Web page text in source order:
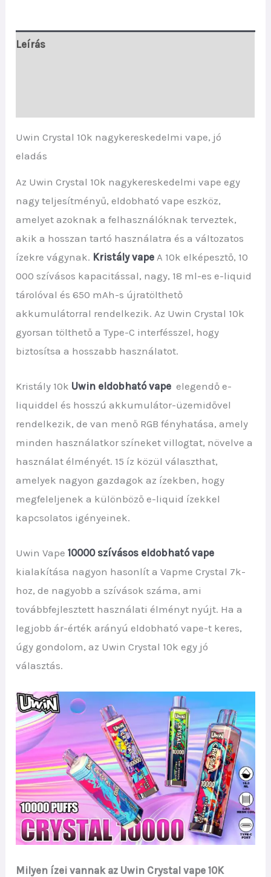
Leírás
Uwin Crystal 10k nagykereskedelmi vape, jó
eladás
Az Uwin Crystal 10k nagykereskedelmi vape egy
nagy teljesítményű, eldobható vape eszköz,
amelyet azoknak a felhasználóknak terveztek,
akik a hosszan tartó használatra és a változatos
ízekre vágynak. Kristály vape A 10k elképesztő, 10
000 szívásos kapacitással, nagy, 18 ml-es e-liquid
tárolóval és 650 mAh-s újratölthető
akkumulátorral rendelkezik. Az Uwin Crystal 10k
gyorsan tölthető a Type-C interfésszel, hogy
biztosítsa a hosszabb használatot.
Kristály 10k Uwin eldobható vape elegendő e-
liquiddel és hosszú akkumulátor-üzemidővel
rendelkezik, de van menő RGB fényhatása, amely
minden használatkor színeket villogtat, növelve a
használat élményét. 15 íz közül választhat,
amelyek nagyon gazdagok az ízekben, hogy
megfeleljenek a különböző e-liquid ízekkel
kapcsolatos igényeinek.
Uwin Vape10000 szívásos eldobható vape
kialakítása nagyon hasonlít a Vapme Crystal 7k-
hoz, de nagyobb a szívások száma, ami
továbbfejlesztett használati élményt nyújt. Ha a
legjobb ár-érték arányú eldobható vape-t keres,
úgy gondolom, az Uwin Crystal 10k egy jó
választás.
Milyen ízei vannak az Uwin Crystal vape 10K